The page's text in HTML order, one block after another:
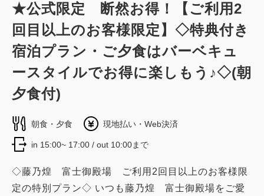
大人 名 1 室
税・サービス料込
合計 63,600 円~
【愛犬同伴ルーム】ドッグキャビンデ
ラックス（専用ドッグラン付・キング
ベッド)
禁煙
★公式限定 断然お得！【ご利用2
回目以上のお客様限定】◇特典付き
宿泊プラン・ご夕食はバーベキュ
ースタイルでお得に楽しもう♪◇(朝
夕食付)
朝食・夕食 現地払い・Web決済
in 15:00~ 17:00 / out 10:00まで
◇藤乃煌 富士御殿場 ご利用2回目以上のお客様限
定の特別プラン◇ いつも藤乃煌 富士御殿場をご愛